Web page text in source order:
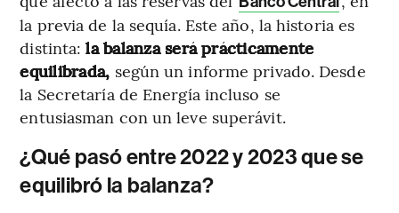
la previa de la sequía. Este año, la historia es
distinta:la balanza será prácticamente
equilibrada, según un informe privado. Desde
la Secretaría de Energía incluso se
entusiasman con un leve superávit.
¿Qué pasó entre 2022 y 2023 que se
equilibró la balanza?